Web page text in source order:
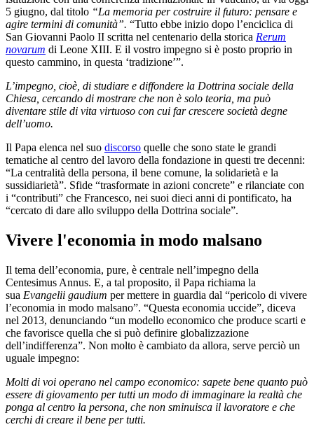
5 giugno, dal titolo “La memoria per costruire il futuro: pensare e
agire termini di comunità”. “Tutto ebbe inizio dopo l’enciclica di
San Giovanni Paolo II scritta nel centenario della storica Rerum
novarum di Leone XIII. E il vostro impegno si è posto proprio in
questo cammino, in questa ‘tradizione’”.
L’impegno, cioè, di studiare e diffondere la Dottrina sociale della
Chiesa, cercando di mostrare che non è solo teoria, ma può
diventare stile di vita virtuoso con cui far crescere società degne
dell’uomo.
Il Papa elenca nel suo discorso quelle che sono state le grandi
tematiche al centro del lavoro della fondazione in questi tre decenni:
“La centralità della persona, il bene comune, la solidarietà e la
sussidiarietà”. Sfide “trasformate in azioni concrete” e rilanciate con
i “contributi” che Francesco, nei suoi dieci anni di pontificato, ha
“cercato di dare allo sviluppo della Dottrina sociale”.
Vivere l'economia in modo malsano
Il tema dell’economia, pure, è centrale nell’impegno della
Centesimus Annus. E, a tal proposito, il Papa richiama la
sua Evangelii gaudium per mettere in guardia dal “pericolo di vivere
l’economia in modo malsano”. “Questa economia uccide”, diceva
nel 2013, denunciando “un modello economico che produce scarti e
che favorisce quella che si può definire globalizzazione
dell’indifferenza”. Non molto è cambiato da allora, serve perciò un
uguale impegno:
Molti di voi operano nel campo economico: sapete bene quanto può
essere di giovamento per tutti un modo di immaginare la realtà che
ponga al centro la persona, che non sminuisca il lavoratore e che
cerchi di creare il bene per tutti.